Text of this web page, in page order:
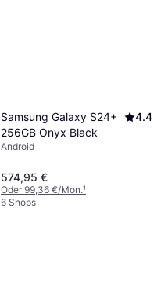
Samsung Galaxy S24+
256GB Onyx Black
4.4
Android
574,95 €
Oder 99,36 €/Mon.¹
6 Shops